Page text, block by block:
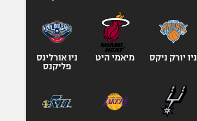
אופניים
ספורט מוטורי
כדורמים
בייסבול MLB
ספורט אתגרי
ניו יורק ניקס מיאמי היט
ניו אורלינס
פליקנס